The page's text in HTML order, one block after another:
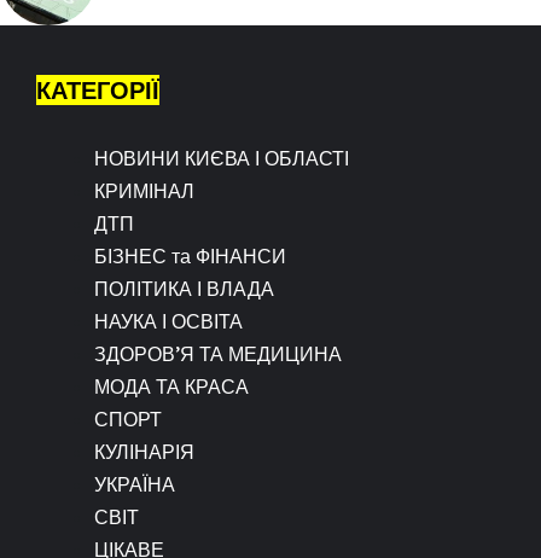
КАТЕГОРІЇ
НОВИНИ КИЄВА І ОБЛАСТІ
КРИМІНАЛ
ДТП
БІЗНЕС та ФІНАНСИ
ПОЛІТИКА І ВЛАДА
НАУКА І ОСВІТА
ЗДОРОВ’Я ТА МЕДИЦИНА
МОДА ТА КРАСА
СПОРТ
КУЛІНАРІЯ
УКРАЇНА
СВІТ
ЦІКАВЕ